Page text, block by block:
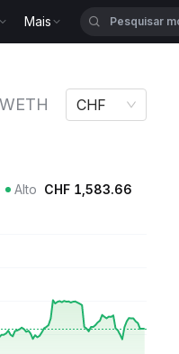
Mais
CHF
Alto CHF 1,583.66